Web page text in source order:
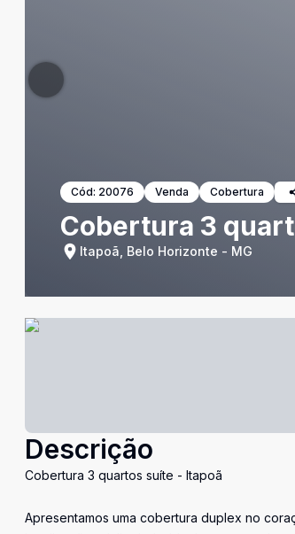
Cód: 20076 Venda Cobertura
Cobertura 3
Itapoã, Belo Horizonte - MG
Descrição
Cobertura 3 quartos suíte - Itapoã
Apresentamos uma cobertura duplex no